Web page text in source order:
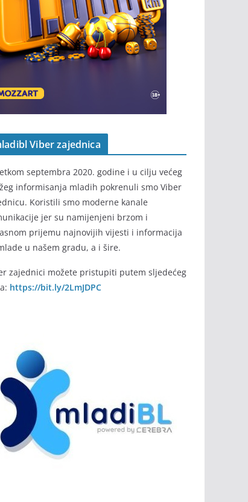
Viber zajednica
septembra 2020. godine i u cilju većeg
informisanja mladih pokrenuli smo Viber
Koristili smo moderne kanale
jer su namijenjeni brzom i
prijemu najnovijih vijesti i informacija
u našem gradu, a i šire.
zajednici možete pristupiti putem sljedećeg
https://bit.ly/2LmJDPC